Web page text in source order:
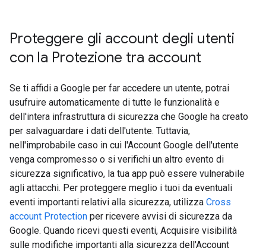
Proteggere gli account degli utenti
con la Protezione tra account
Se ti affidi a Google per far accedere un utente, potrai
usufruire automaticamente di tutte le funzionalità e
dell'intera infrastruttura di sicurezza che Google ha creato
per salvaguardare i dati dell'utente. Tuttavia,
nell'improbabile caso in cui l'Account Google dell'utente
venga compromesso o si verifichi un altro evento di
sicurezza significativo, la tua app può essere vulnerabile
agli attacchi. Per proteggere meglio i tuoi da eventuali
eventi importanti relativi alla sicurezza, utilizza Cross
account Protection per ricevere avvisi di sicurezza da
Google. Quando ricevi questi eventi, Acquisire visibilità
sulle modifiche importanti alla sicurezza dell'Account